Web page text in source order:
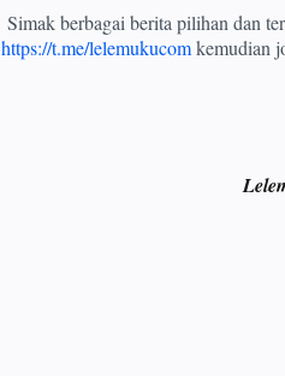
Simak berbagai berita pilihan dan
https://t.me/lelemukucomkemudian